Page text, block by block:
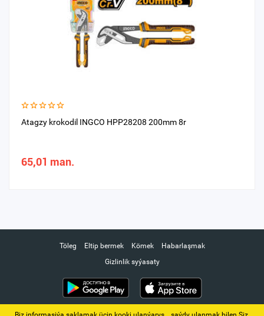
Atagzy krokodil INGCO HPP28208 200mm 8r
65,01 man.
Töleg Eltip bermek Kömek
Habarlaşmak
Gizlinlik syýasaty